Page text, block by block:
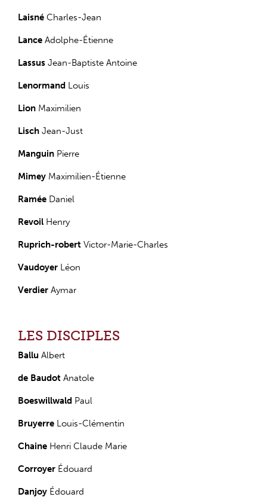
Laisné Charles-Jean
Lance Adolphe-Étienne
Lassus Jean-Baptiste Antoine
Lenormand Louis
Lion Maximilien
Lisch Jean-Just
Manguin Pierre
Mimey Maximilien-Étienne
Ramée Daniel
Revoil Henry
Ruprich-robert Victor-Marie-Charles
Vaudoyer Léon
Verdier Aymar
LES DISCIPLES
Ballu Albert
de Baudot Anatole
Boeswillwald Paul
Bruyerre Louis-Clémentin
Chaine Henri Claude Marie
Corroyer Édouard
Danjoy Édouard